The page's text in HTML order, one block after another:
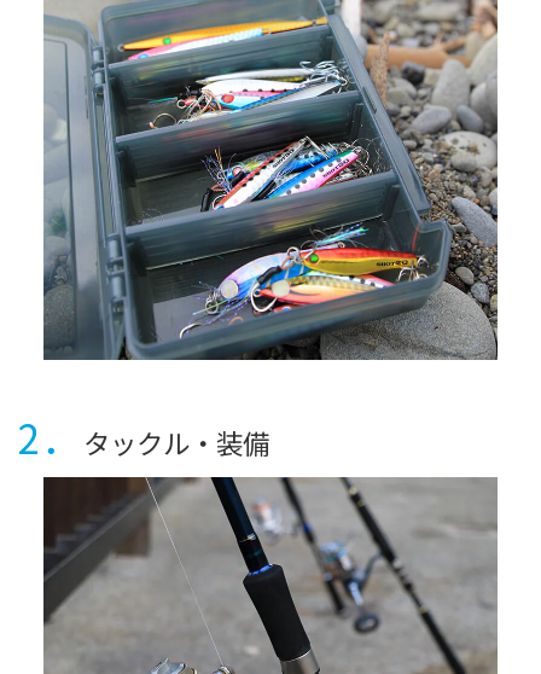
2． タックル・装備